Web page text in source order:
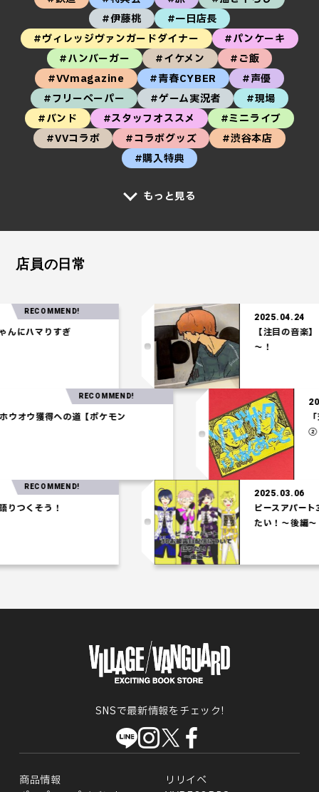
#伊藤桃
#一日店長
#ヴィレッジヴァンガードダイナー
#パンケーキ
#ハンバーガー
#イケメン
#ご飯
#VVmagazine
#青春CYBER
#声優
#フリーペーパー
#ゲーム実況者
#現場
#バンド
#スタッフオススメ
#ミニライブ
#VVコラボ
#コラボグッズ
#渋谷本店
#購入特典
もっと見る
店員の日常
にハマりすぎ
RECOMMEND!
2025.04.24
【注目の音楽】
～！
ホウオウ獲得への道【ポケモン
RECOMMEND!
つくそう！
RECOMMEND!
2025.03.06
ピースアパート
たい！～後編～
SNSで最新情報をチェック!
商品情報
リリイベ